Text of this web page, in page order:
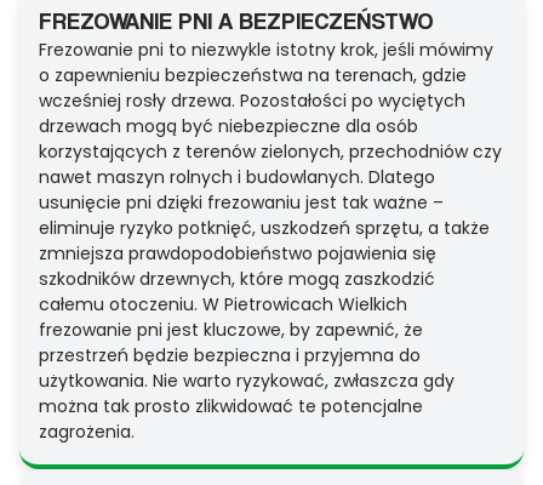
FREZOWANIE PNI A BEZPIECZEŃSTWO
Frezowanie pni to niezwykle istotny krok, jeśli mówimy
o zapewnieniu bezpieczeństwa na terenach, gdzie
wcześniej rosły drzewa. Pozostałości po wyciętych
drzewach mogą być niebezpieczne dla osób
korzystających z terenów zielonych, przechodniów czy
nawet maszyn rolnych i budowlanych. Dlatego
usunięcie pni dzięki frezowaniu jest tak ważne –
eliminuje ryzyko potknięć, uszkodzeń sprzętu, a także
zmniejsza prawdopodobieństwo pojawienia się
szkodników drzewnych, które mogą zaszkodzić
całemu otoczeniu. W Pietrowicach Wielkich
frezowanie pni jest kluczowe, by zapewnić, że
przestrzeń będzie bezpieczna i przyjemna do
użytkowania. Nie warto ryzykować, zwłaszcza gdy
można tak prosto zlikwidować te potencjalne
zagrożenia.